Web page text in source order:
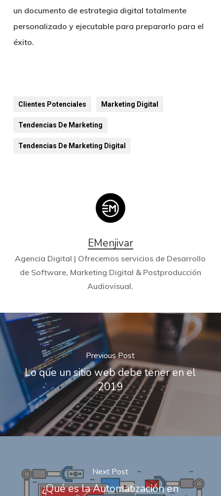
un documento de estrategia digital totalmente
personalizado y ejecutable para prepararlo para el
éxito.
Clientes Potenciales Marketing Digital
Tendencias De Marketing
Tendencias De Marketing Digital
EMenjivar
Agencia Digital | Ofrecemos servicios de Desarrollo
de Software, Marketing Digital & Postproducción
Audiovisual.
Previous Post
Lo que un sitio web debe tener en el
2019
Next Post
¿Qué es la Automatización en